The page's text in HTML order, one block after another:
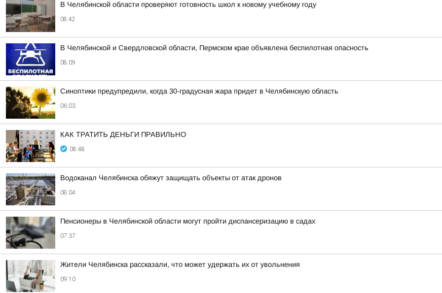
В Челябинской области проверяют готовность школ к новому учебному году
08:42
В Челябинской и Свердловской области, Пермском крае объявлена беспилотная опасность
08:09
Синоптики предупредили, когда 30-градусная жара придет в Челябинскую область
06:03
КАК ТРАТИТЬ ДЕНЬГИ ПРАВИЛЬНО
08:48
Водоканал Челябинска обяжут защищать объекты от атак дронов
08:04
Пенсионеры в Челябинской области могут пройти диспансеризацию в садах
07:37
Жители Челябинска рассказали, что может удержать их от увольнения
09:10